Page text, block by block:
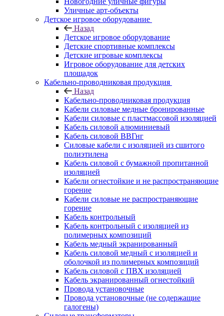
Уличные арт-объекты
Детское игровое оборудование
Назад
Детское игровое оборудование
Детские спортивные комплексы
Детские игровые комплексы
Игровое оборудование для детских
площадок
Кабельно-проводниковая продукция
Назад
Кабельно-проводниковая продукция
Кабели силовые медные бронированные
Кабели силовые с пластмассовой изоляцией
Кабель силовой алюминиевый
Кабель силовой ВВГнг
Силовые кабели с изоляцией из сшитого
полиэтилена
Кабель силовой с бумажной пропитанной
изоляцией
Кабели огнестойкие и не распространяющие
горение
Кабели силовые не распространяющие
горение
Кабель контрольный
Кабель контрольный с изоляцией из
полимерных композиций
Кабель медный экранированный
Кабель силовой медный с изоляцией и
оболочкой из полимерных композиций
Кабель силовой с ПВХ изоляцией
Кабель экранированный огнестойкий
Провода установочные
Провода установочные (не содержащие
галогены)